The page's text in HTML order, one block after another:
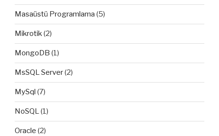
Masaüstü Programlama (5)
Mikrotik(2)
MongoDB (1)
MsSQL Server(2)
MySql (7)
NoSQL(1)
Oracle (2)